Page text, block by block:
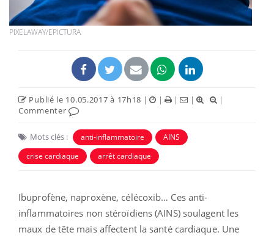
PIXELAWAY/EPICTURA
Publié le 10.05.2017 à 17h18 | | | |
|
Commenter
Mots clés : anti-inflammatoire
AINS
crise cardiaque
arrêt cardiaque
Ibuprofène, naproxène, célécoxib… Ces anti-
inflammatoires non stéroïdiens (AINS) soulagent les
maux de tête mais affectent la santé cardiaque. Une